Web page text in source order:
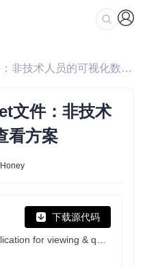
/ 3个秘诀搞定Parquet文件：非技术人员的可视化数据查看方案
文件：非技术
看方案
下载源代码